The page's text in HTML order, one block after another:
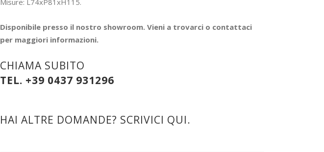
Misure: L74xP81xH115.
Disponibile presso il nostro showroom. Vieni a trovarci o contattaci
per maggiori informazioni.
CHIAMA SUBITO
TEL. +39 0437 931296
HAI ALTRE DOMANDE? SCRIVICI QUI.